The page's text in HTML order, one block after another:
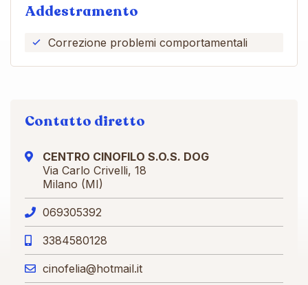
Addestramento
Correzione problemi comportamentali
Contatto diretto
CENTRO CINOFILO S.O.S. DOG
Via Carlo Crivelli, 18
Milano (MI)
069305392
3384580128
cinofelia@hotmail.it